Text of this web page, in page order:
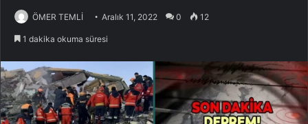
ÖMER TEMLİ Aralık 11, 2022 0 12
1 dakika okuma süresi